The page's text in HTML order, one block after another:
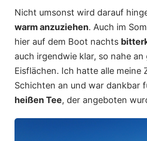
Nicht umsonst wird darauf
warm anzuziehen. Auch im
hier auf dem Boot nachts
auch irgendwie klar, so nahe an
Eisflächen. Ich hatte alle meine
Schichten an und war dankbar
heißen Tee, der angeboten